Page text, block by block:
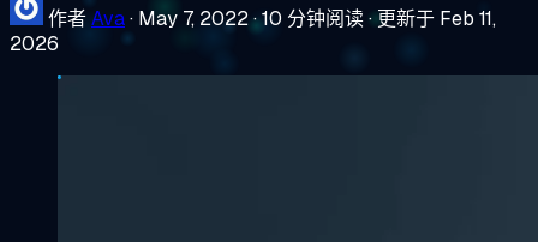
作者Ava· May 7, 2022·10 分钟阅读·更新于 Feb 11,
2026